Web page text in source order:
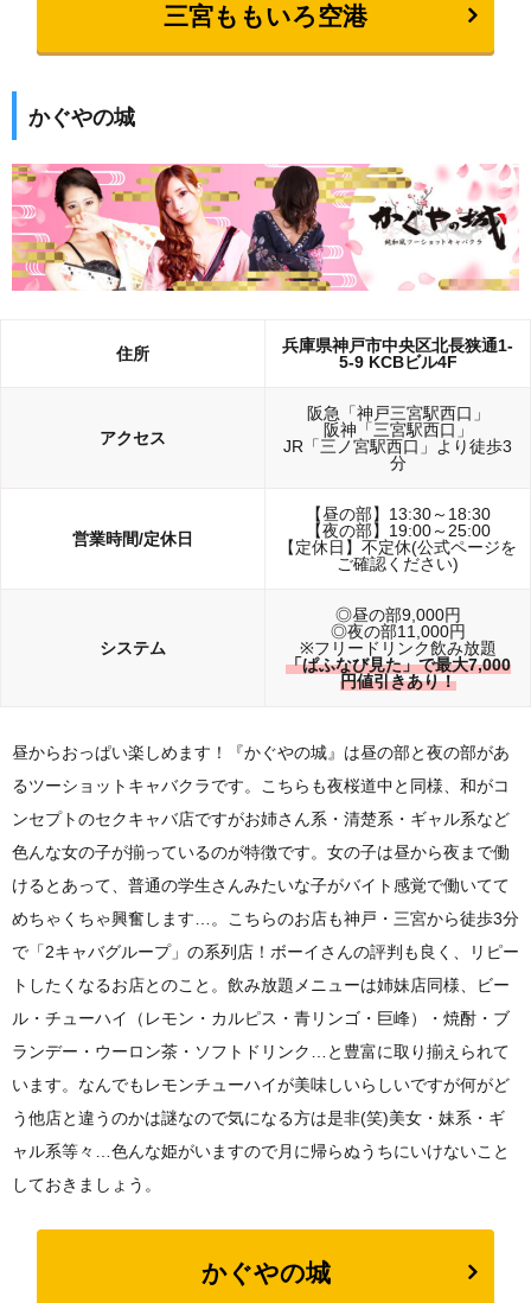
三宮ももいろ空港
かぐやの城
住所
兵庫県神戸市中央区北長狭通1-
5-9 KCBビル4F
アクセス
阪急「神戸三宮駅西口」
阪神「三宮駅西口」
JR「三ノ宮駅西口」より徒歩3
分
営業時間/定休日
【昼の部】13:30～18:30
【夜の部】19:00～25:00
【定休日】不定休(公式ページを
ご確認ください)
システム
◎昼の部9,000円
◎夜の部11,000円
※フリードリンク飲み放題
「ぱふなび見た」で最大7,000
円値引きあり！
昼からおっぱい楽しめます！『かぐやの城』は昼の部と夜の部があ
るツーショットキャバクラです。こちらも夜桜道中と同様、和がコ
ンセプトのセクキャバ店ですがお姉さん系・清楚系・ギャル系など
色んな女の子が揃っているのが特徴です。女の子は昼から夜まで働
けるとあって、普通の学生さんみたいな子がバイト感覚で働いてて
めちゃくちゃ興奮します…。こちらのお店も神戸・三宮から徒歩3分
で「2キャバグループ」の系列店！ボーイさんの評判も良く、リピー
トしたくなるお店とのこと。飲み放題メニューは姉妹店同様、ビー
ル・チューハイ（レモン・カルピス・青リンゴ・巨峰）・焼酎・ブ
ランデー・ウーロン茶・ソフトドリンク…と豊富に取り揃えられて
います。なんでもレモンチューハイが美味しいらしいですが何がど
う他店と違うのかは謎なので気になる方は是非(笑)美女・妹系・ギ
ャル系等々…色んな姫がいますので月に帰らぬうちにいけないこと
しておきましょう。
かぐやの城